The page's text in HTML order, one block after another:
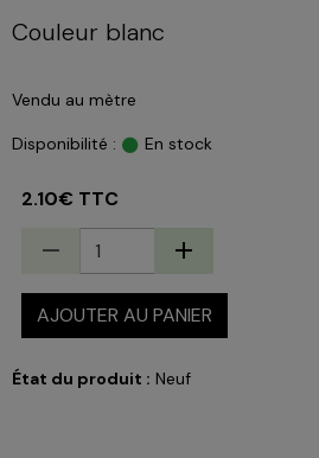
Couleur blanc
Vendu au mètre
Disponibilité : En stock
2.10€ TTC
AJOUTER AU PANIER
État du produit : Neuf